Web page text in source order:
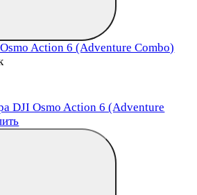
DJI Osmo Action 6 (Adventure